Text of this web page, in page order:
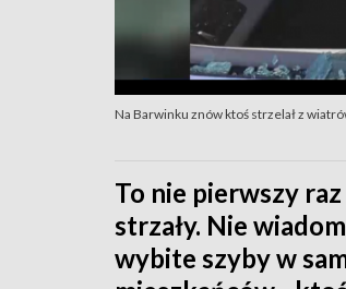
Na Barwinku znów ktoś strzelał z
To nie pierwszy
strzały. Nie
wybite szyby w